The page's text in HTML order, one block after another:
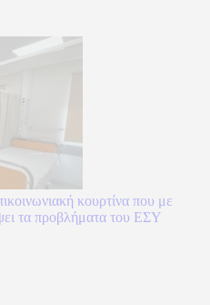
κουρτίνα που με
τα προβλήματα του ΕΣΥ